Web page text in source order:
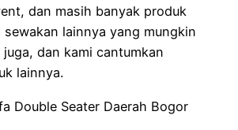
dan masih banyak produk
lainnya yang mungkin
dan kami cantumkan
lainnya.